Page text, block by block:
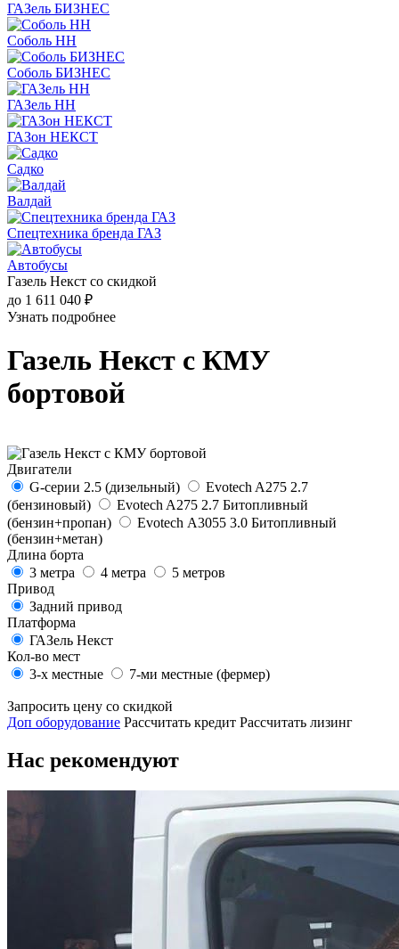
ГАЗель БИЗНЕС
Соболь НН
Соболь БИЗНЕС
ГАЗель НН
ГАЗон НЕКСТ
Садко
Валдай
Спецтехника бренда ГАЗ
Автобусы
Газель Некст со скидкой
до 1 611 040 ₽
Узнать подробнее
Газель Некст с КМУ
бортовой
Двигатели
G-серии 2.5 (дизельный)
Evotech A275 2.7
(бензиновый)
Evotech A275 2.7 Битопливный
(бензин+пропан)
Evotech А3055 3.0 Битопливный
(бензин+метан)
Длина борта
3 метра
4 метра
5 метров
Привод
Задний привод
Платформа
ГАЗель Некст
Кол-во мест
3-х местные
7-ми местные (фермер)
Запросить цену со скидкой
Доп оборудование Рассчитать кредит Рассчитать лизинг
Нас рекомендуют